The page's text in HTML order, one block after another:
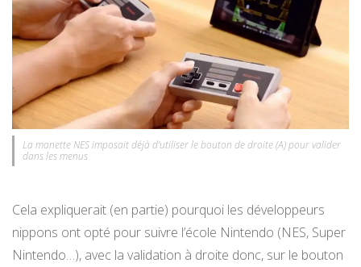
La manette NES imposait déjà d’utiliser le bouton de droite (A) pour valider
dans les menus
Cela expliquerait (en partie) pourquoi les développeurs
nippons ont opté pour suivre l’école Nintendo (NES, Super
Nintendo…), avec la validation à droite donc, sur le bouton